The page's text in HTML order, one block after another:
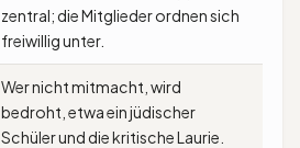
zentral; die Mitglieder ordnen sich
freiwillig unter.
Wer nicht mitmacht, wird
bedroht, etwa ein jüdischer
Schüler und die kritische Laurie.